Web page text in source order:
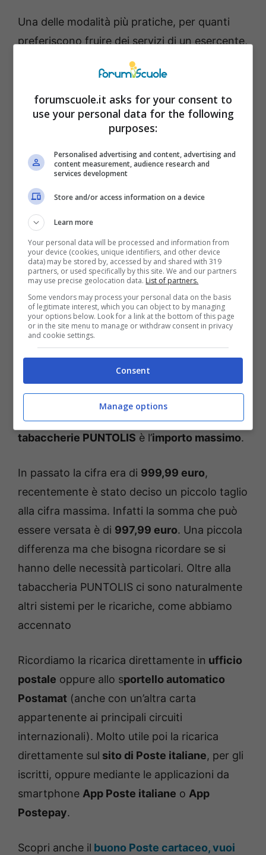
Una delle modalità più pratiche, per quanti
preferiscono fruire dei servizi di un esercente,
è fornita dalle tabaccherie aderenti al circuito
. In questi negozi la ricarica può
essere effettuata anche in contanti dal
titolare della carta o da un incarico,
numero della carta
effettuare l’operazione basta consegnare un
documento d’identità valido
passaporto, patente di guida) e la tessera del
codice fiscale
Entrate.
Oppure se questa non disponibile è
sufficiente la tessera sanitaria o ancora la
carta di identità elettronica come tessera
valido per la certificazione del codice fiscale.
Questi documenti sono necessari per
effettuare la ricarica senza problemi,
altrimenti l’esercente non è autorizzato a
operare la transazione. Altro elemento
importante da ricordare per le ricariche nelle
tabaccherie PUNTOLIS è l’importo massimo.
In passato la cifra era di 999,99 euro,
recentemente è stato deciso un piccolo taglio
alla cifra massima. Infatti la somma che può
essere versata è di 997,99 euro. Una piccola
differenza ma che bisogna ricordare se si
hanno delle necessità particolari. Oltre alla
tabaccheria PUNTOLIS ci sono naturalmente
altri sistemi per le ricariche, come abbiamo
accennato
Ricordiamo la ricarica direttamente in ufficio
postale oppure allo sportello automatico
Postamat (anche con un’altra carta
appartenente ai principali circuiti
internazionali). Molto utile poi la ricarica
direttamente sul sito di Poste italiane, per gli
iscritti, oppure mediante le applicazioni da
smartphone App Poste italiane o App
Postepay.
Scopri anche il buono Poste cartaceo, vuoi
forumscuole.it asks for your consent to
use your personal data for the following
purposes:
Personalised advertising and content, advertising and
content measurement, audience research and
services development
Store and/or access information on a device
Learn more
Your personal data will be processed and information from
your device (cookies, unique identifiers, and other device
data) may be stored by, accessed by and shared with 319
partners, or used specifically by this site. We and our partners
may use precise geolocation data. List of partners.
Some vendors may process your personal data on the basis
of legitimate interest, which you can object to by managing
your options below. Look for a link at the bottom of this page
or in the site menu to manage or withdraw consent in privacy
and cookie settings.
Consent
Manage options